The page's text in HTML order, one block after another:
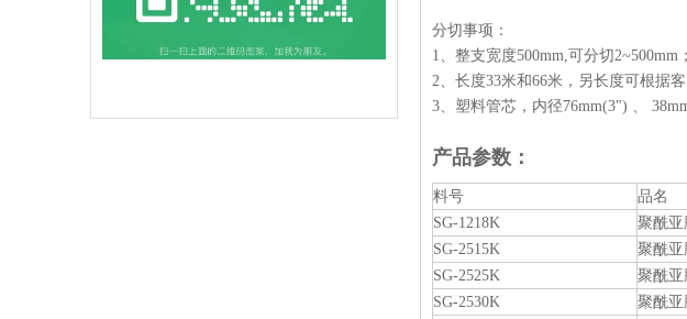
分切事项：
1、整支宽度500mm,可分切2~500mm；
2、长度33米和66米，另长度可根据客
3、塑料管芯，内径76mm(3") 、
产品参数：
料号 品名
SG-1218K
聚酰亚
SG-2515K
聚酰亚
SG-2525K
聚酰亚
SG-2530K
聚酰亚